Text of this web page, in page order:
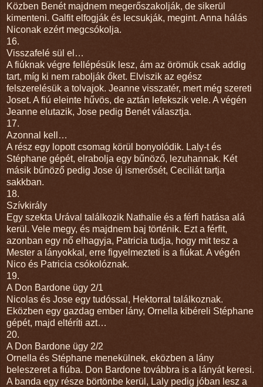
Közben Benét majdnem megerőszakolják, de sikerül
kimenteni. Galfit elfogják és lecsukják, megint. Anna hálás
Niconak ezért megcsókolja.
16.
Visszafelé sül el…
A fiúknak végre fellépésük lesz, ám az örömük csak addig
tart, míg ki nem rabolják őket. Elviszik az egész
felszerelésük a tolvajok. Jeanne visszatér, mert még szereti
Joset. A fiú eleinte hűvös, de aztán lefekszik vele. A végén
Jeanne elutazik, Jose pedig Benét választja.
17.
Azonnal kell…
A rész egy lopott csomag körül bonyolódik. Laly-t és
Stéphane gépét, elrabolja egy bűnöző, lezuhannak. Két
másik bűnöző pedig Jose új ismerősét, Ceciliát tartja
sakkban.
18.
Szívkirály
Egy szekta Urával találkozik Nathalie és a férfi hatása alá
kerül. Vele megy, és majdnem baj történik. Ezt a férfit,
azonban egy nő elhagyja, Patricia tudja, hogy mit tesz a
Mester a lányokkal, erre figyelmezteti is a fiúkat. A végén
Nico és Patricia csókolóznak.
19.
A Don Bardone ügy 2/1
Nicolas és Jose egy tudóssal, Hektorral találkoznak.
Eközben egy gazdag ember lány, Ornella kibéreli Stéphane
gépét, majd eltéríti azt…
20.
A Don Bardone ügy 2/2
Ornella és Stéphane menekülnek, eközben a lány
beleszeret a fiúba. Don Bardone továbbra is a lányát keresi.
A banda egy része börtönbe kerül, Laly pedig jóban lesz a